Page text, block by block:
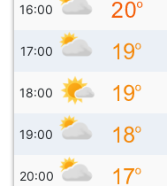
16:00
17:00
18:00
19:00
20:00